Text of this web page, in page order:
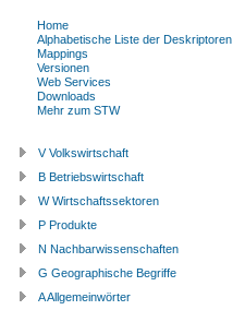
Home
Alphabetische Liste der Deskriptoren
Mappings
Versionen
Web Services
Downloads
Mehr zum STW
V Volkswirtschaft
B Betriebswirtschaft
W Wirtschaftssektoren
P Produkte
N Nachbarwissenschaften
G Geographische Begriffe
A Allgemeinwörter